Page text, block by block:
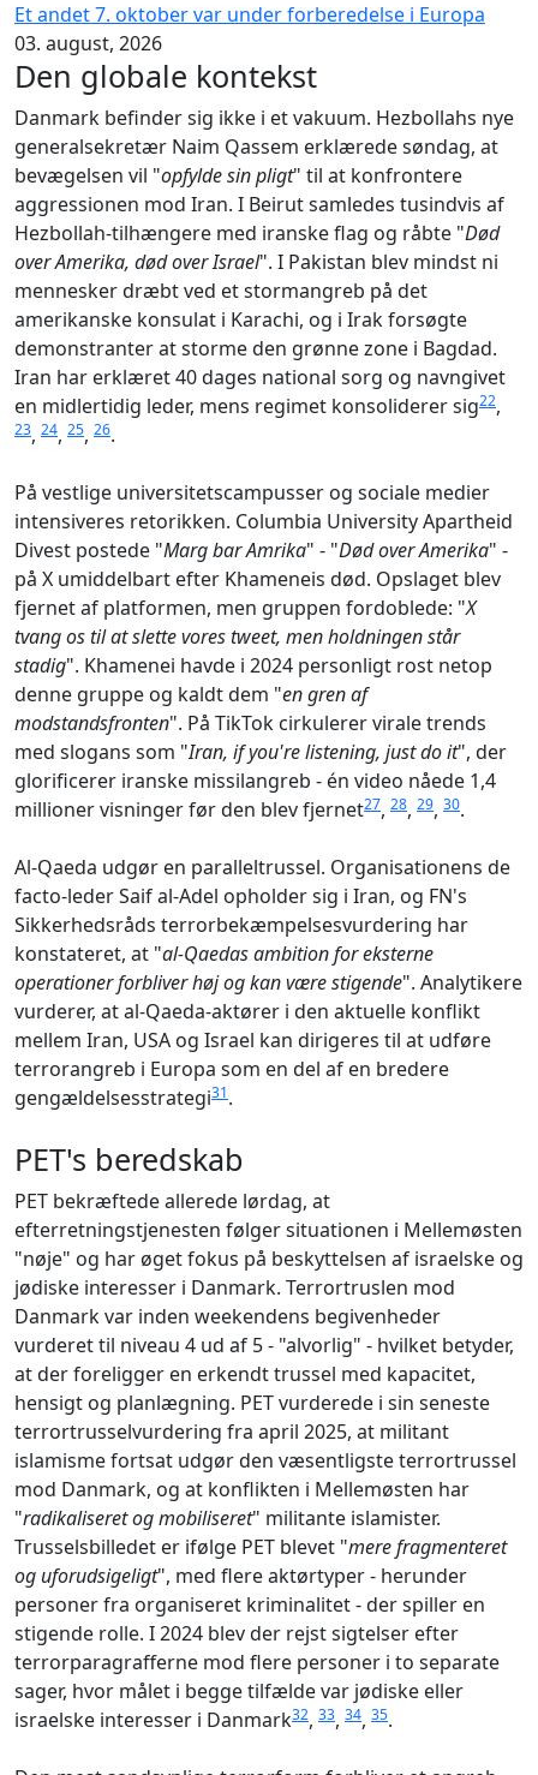
Et andet 7. oktober var under forberedelse i Europa
03. august, 2026
Den globale kontekst
Danmark befinder sig ikke i et vakuum. Hezbollahs nye
generalsekretær Naim Qassem erklærede søndag, at
bevægelsen vil "opfylde sin pligt" til at konfrontere
aggressionen mod Iran. I Beirut samledes tusindvis af
Hezbollah-tilhængere med iranske flag og råbte "Død
over Amerika, død over Israel". I Pakistan blev mindst ni
mennesker dræbt ved et stormangreb på det
amerikanske konsulat i Karachi, og i Irak forsøgte
demonstranter at storme den grønne zone i Bagdad.
Iran har erklæret 40 dages national sorg og navngivet
en midlertidig leder, mens regimet konsoliderer sig22,
23, 24, 25, 26.
På vestlige universitetscampusser og sociale medier
intensiveres retorikken. Columbia University Apartheid
Divest postede "Marg bar Amrika" - "Død over Amerika" -
på X umiddelbart efter Khameneis død. Opslaget blev
fjernet af platformen, men gruppen fordoblede: "X
tvang os til at slette vores tweet, men holdningen står
stadig". Khamenei havde i 2024 personligt rost netop
denne gruppe og kaldt dem "en gren af
modstandsfronten". På TikTok cirkulerer virale trends
med slogans som "Iran, if you're listening, just do it", der
glorificerer iranske missilangreb - én video nåede 1,4
millioner visninger før den blev fjernet27, 28, 29, 30.
Al-Qaeda udgør en paralleltrussel. Organisationens de
facto-leder Saif al-Adel opholder sig i Iran, og FN's
Sikkerhedsråds terrorbekæmpelsesvurdering har
konstateret, at "al-Qaedas ambition for eksterne
operationer forbliver høj og kan være stigende". Analytikere
vurderer, at al-Qaeda-aktører i den aktuelle konflikt
mellem Iran, USA og Israel kan dirigeres til at udføre
terrorangreb i Europa som en del af en bredere
gengældelsesstrategi31.
PET's beredskab
PET bekræftede allerede lørdag, at
efterretningstjenesten følger situationen i Mellemøsten
"nøje" og har øget fokus på beskyttelsen af israelske og
jødiske interesser i Danmark. Terrortruslen mod
Danmark var inden weekendens begivenheder
vurderet til niveau 4 ud af 5 - "alvorlig" - hvilket betyder,
at der foreligger en erkendt trussel med kapacitet,
hensigt og planlægning. PET vurderede i sin seneste
terrortrusselvurdering fra april 2025, at militant
islamisme fortsat udgør den væsentligste terrortrussel
mod Danmark, og at konflikten i Mellemøsten har
"radikaliseret og mobiliseret" militante islamister.
Trusselsbilledet er ifølge PET blevet "mere fragmenteret
og uforudsigeligt", med flere aktørtyper - herunder
personer fra organiseret kriminalitet - der spiller en
stigende rolle. I 2024 blev der rejst sigtelser efter
terrorparagrafferne mod flere personer i to separate
sager, hvor målet i begge tilfælde var jødiske eller
israelske interesser i Danmark32, 33, 34, 35.